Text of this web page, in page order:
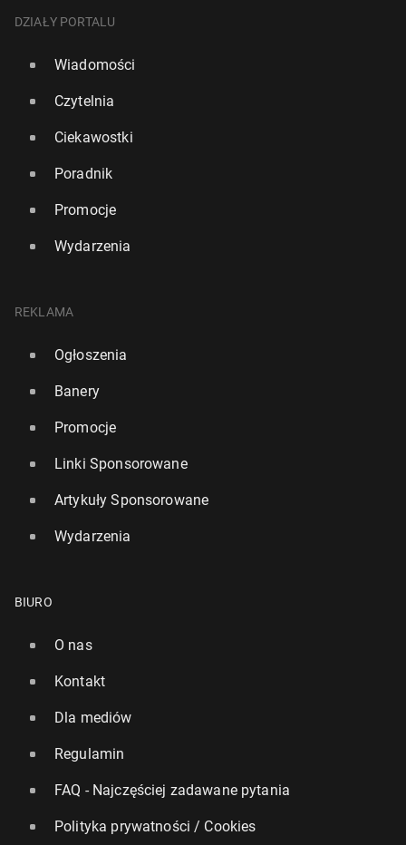
DZIAŁY PORTALU
Wiadomości
Czytelnia
Ciekawostki
Poradnik
Promocje
Wydarzenia
REKLAMA
Ogłoszenia
Banery
Promocje
Linki Sponsorowane
Artykuły Sponsorowane
Wydarzenia
BIURO
O nas
Kontakt
Dla mediów
Regulamin
FAQ - Najczęściej zadawane pytania
Polityka prywatności / Cookies